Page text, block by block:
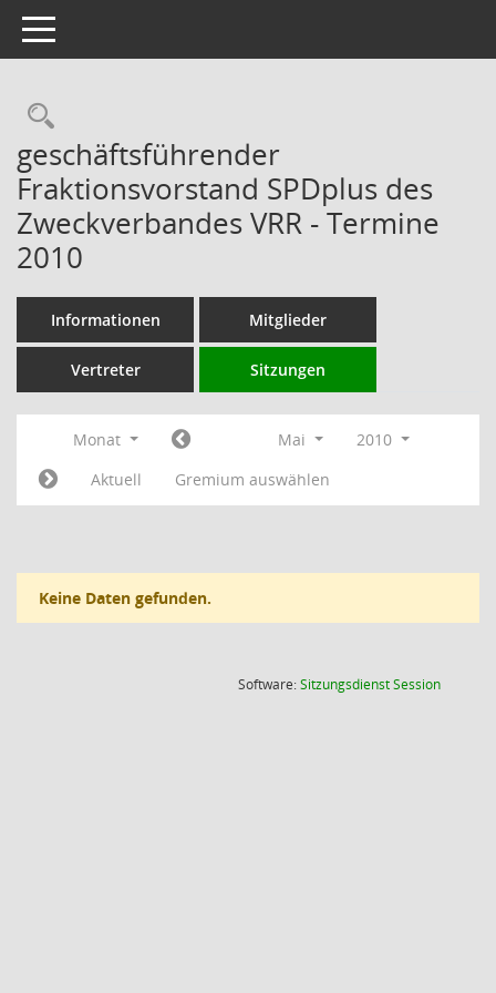
Toggle navigation
Rechercheauswahl
geschäftsführender
Fraktionsvorstand SPDplus des
Zweckverbandes VRR - Termine
2010
Informationen Mitglieder
Vertreter Sitzungen
Monat Mai
2010
Aktuell
Gremium auswählen
Keine Daten gefunden.
Software:SitzungsdienstSession(Wird in